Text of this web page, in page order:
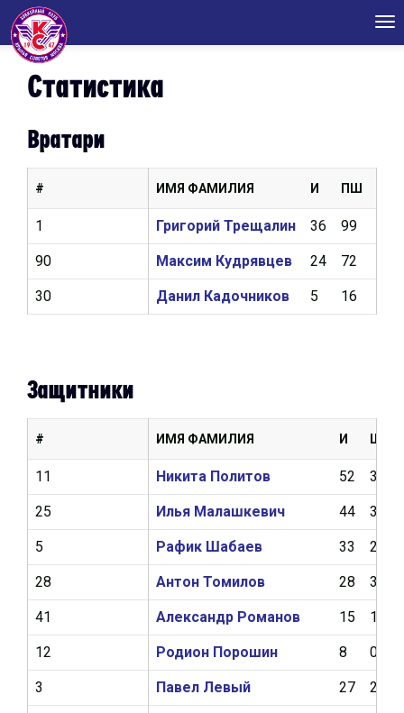
Статистика
Вратари
ИМЯ ФАМИЛИЯ И ПШ
Григорий Трещалин 36 99
Максим Кудрявцев 24 72
Данил Кадочников 5 16
#
1
90
30
Защитники
ИМЯ ФАМИЛИЯ И Ш
Никита Политов 52 3
Илья Малашкевич 44 3
Рафик Шабаев 33 2
Антон Томилов 28 3
Александр Романов 15 1
Родион Порошин 8 0
Павел Левый 27 2
#
11
25
5
28
41
12
3